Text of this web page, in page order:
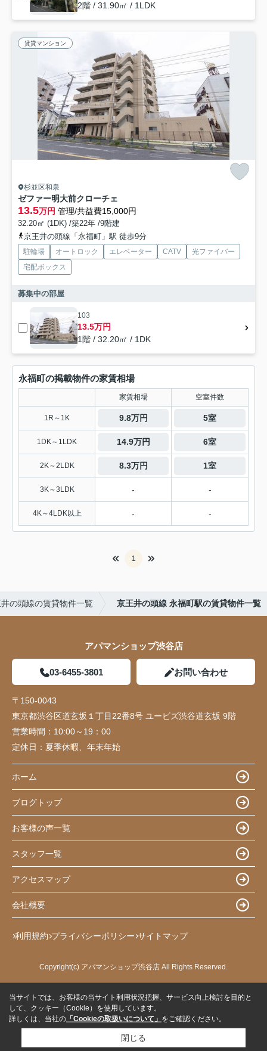
2階 / 31.90㎡ / 1LDK
賃貸マンション
杉並区和泉
ゼファー明大前クローチェ
13.5万円 管理/共益費15,000円
32.20㎡ (1DK) /築22年 /9階建
京王井の頭線「永福町」駅 徒歩9分
駐輪場 オートロック エレベーター CATV
光ファイバー
宅配ボックス
募集中の部屋
103
13.5万円
1階 / 32.20㎡ / 1DK
永福町の掲載物件の家賃相場
家賃相場 空室件数
1R～1K 9.8万円 5室
1DK～1LDK 14.9万円 6室
2K～2LDK 8.3万円 1室
3K～3LDK - -
4K～4LDK以上 - -
1
の頭線の賃貸物件一覧 京王井の頭線 永福町駅の賃貸物件一覧
アパマンショップ渋谷店
03-6455-3801 お問い合わせ
〒150-0043
東京都渋谷区道玄坂１丁目22番8号 ユービズ渋谷道玄坂 9階
営業時間： 10:00～19：00
定休日： 夏季休暇、年末年始
ホーム
ブログトップ
お客様の声一覧
スタッフ一覧
アクセスマップ
会社概要
利用規約 プライバシーポリシー サイトマップ
Copyright(c) アパマンショップ渋谷店 All Rights Reserved.
当サイトでは、お客様の当サイト利用状況把握、サービス向上検討を目的と
して、クッキー（Cookie）を使用しています。
詳しくは、当社の 「Cookieの取扱いについて」 をご確認ください。
閉じる